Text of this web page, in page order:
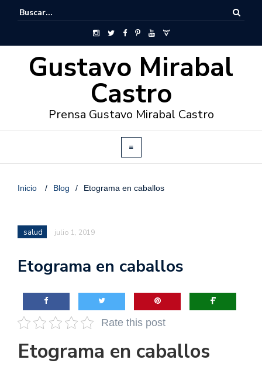
Gustavo Mirabal
Castro
Prensa Gustavo Mirabal Castro
Inicio / Blog / Etograma en caballos
salud julio 1, 2019
Etograma en caballos
Rate this post
Etograma en caballos